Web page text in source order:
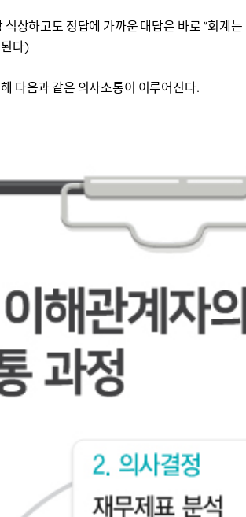
상하고도 정답에 가까운 대답은 바로 “회계
다)
다음과 같은 의사소통이 이루어진다.